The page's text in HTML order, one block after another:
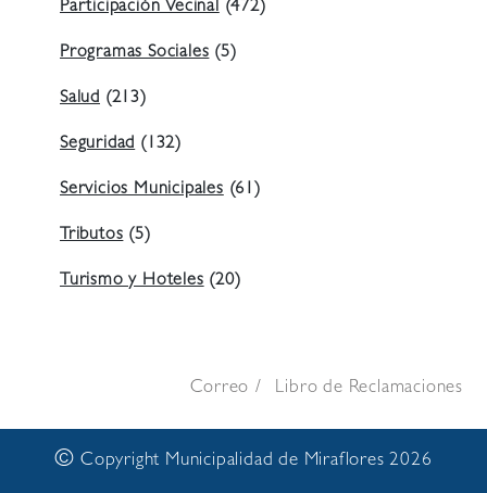
Participación Vecinal(472)
Programas Sociales(5)
Salud (213)
Seguridad(132)
Servicios Municipales(61)
Tributos(5)
Turismo y Hoteles(20)
Correo Libro de Reclamaciones
© Copyright Municipalidad de Miraflores 2026